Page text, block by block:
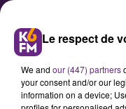
Le respect de
We and our (447) partners
your consent and/or our
information on a device;